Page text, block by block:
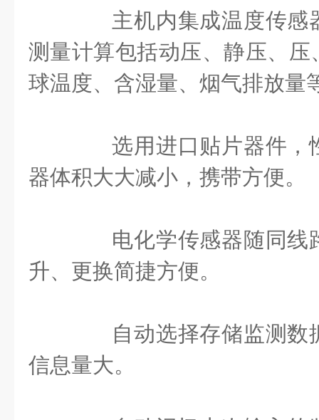
主机内集成温度传感
测量计算包括动压、静压、
球温度、含湿量、烟气排放量
选用进口贴片器件，
器体积大大减小，携带方便。
电化学传感器随同线
升、更换简捷方便。
自动选择存储监测数
信息量大。